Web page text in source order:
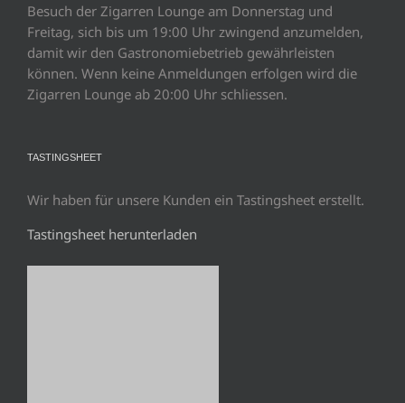
Besuch der Zigarren Lounge am Donnerstag und
Freitag, sich bis um 19:00 Uhr zwingend anzumelden,
damit wir den Gastronomiebetrieb gewährleisten
können. Wenn keine Anmeldungen erfolgen wird die
Zigarren Lounge ab 20:00 Uhr schliessen.
TASTINGSHEET
Wir haben für unsere Kunden ein Tastingsheet erstellt.
Tastingsheet herunterladen